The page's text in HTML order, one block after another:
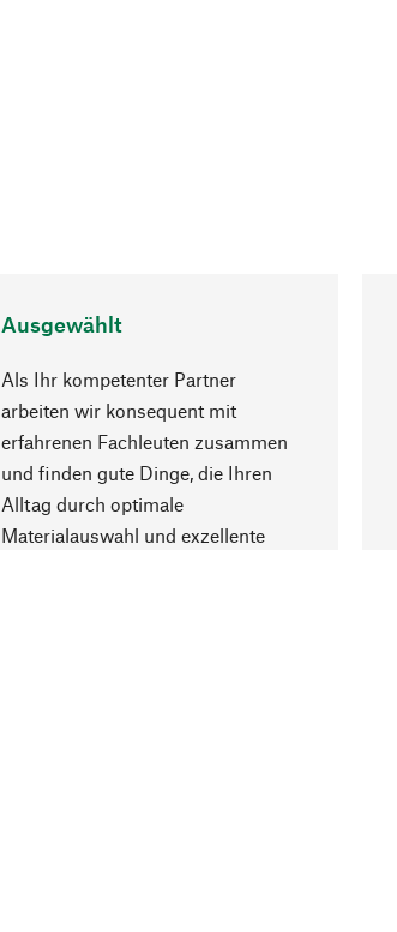
Ausgewählt
Als Ihr kompetenter Partner
arbeiten wir konsequent mit
erfahrenen Fachleuten zusammen
und finden gute Dinge, die Ihren
Alltag durch optimale
Materialauswahl und exzellente